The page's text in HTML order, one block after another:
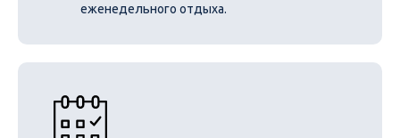
еженедельного отдыха.